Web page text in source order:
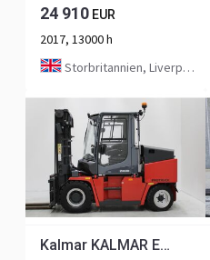
24 910 EUR
2017, 13000 h
Storbritannien, Liverpool
Kalmar KALMAR ECG55-6